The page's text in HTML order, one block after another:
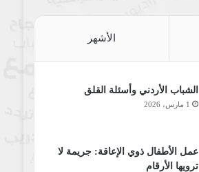
الأشهر
الشباب الأردني وأسئلة القلق
1 مارس، 2026
عمل الأطفال ذوي الإعاقة: جريمة لا
ترويها الأرقام